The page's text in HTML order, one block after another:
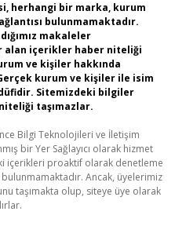
herhangi bir marka, kurum
bulunmamaktadır.
makaleler
alan içerikler haber niteliği
ve kişiler hakkında
kurum ve kişiler ile isim
Sitemizdeki bilgiler
taşımazlar.
Bilgi Teknolojileri ve İletişim
bir Yer Sağlayıcı olarak hizmet
içerikleri proaktif olarak denetleme
Ancak, üyelerimiz
taşımakta olup, siteye üye olarak